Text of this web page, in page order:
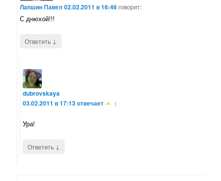
Лапшин Павел 02.02.2011 в 16:46говорит:
С днюхой!!!
Ответить ↓
dubrovskaya
03.02.2011 в 17:13отвечает :
Ура!
Ответить ↓